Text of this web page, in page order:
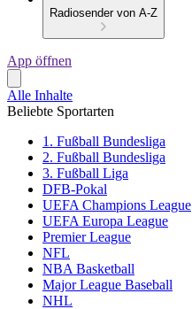
Radiosender von A-Z
App öffnen
Alle Inhalte
Beliebte Sportarten
1. Fußball Bundesliga
2. Fußball Bundesliga
3. Fußball Liga
DFB-Pokal
UEFA Champions League
UEFA Europa League
Premier League
NFL
NBA Basketball
Major League Baseball
NHL